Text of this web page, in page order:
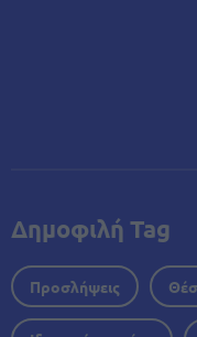
Δημοφιλή Tag
Προσλήψεις